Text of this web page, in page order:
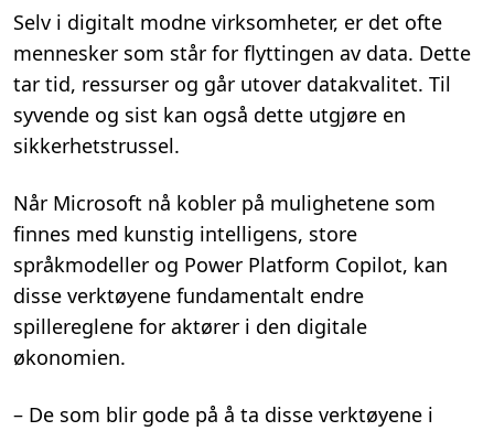
Selv i digitalt modne virksomheter, er det ofte
mennesker som står for flyttingen av data. Dette
tar tid, ressurser og går utover datakvalitet. Til
syvende og sist kan også dette utgjøre en
sikkerhetstrussel.
Når Microsoft nå kobler på mulighetene som
finnes med kunstig intelligens, store
språkmodeller og Power Platform Copilot, kan
disse verktøyene fundamentalt endre
spillereglene for aktører i den digitale
økonomien.
– De som blir gode på å ta disse verktøyene i